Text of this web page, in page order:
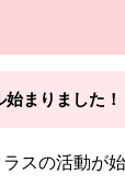
まりました！
スの活動が